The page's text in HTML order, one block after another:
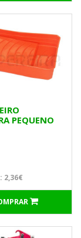
PEQUENO
2,36€